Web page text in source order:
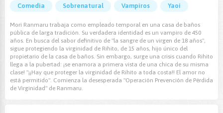
Comedia Sobrenatural Vampiros Yaoi
Mori Ranmaru trabaja como empleado temporal en una casa de baños
pública de larga tradición. Su verdadera identidad es un vampiro de 450
años. En busca del sabor definitivo de "la sangre de un virgen de 18 años",
sigue protegiendo la virginidad de Rihito, de 15 años, hijo único del
propietario de la casa de baños. Sin embargo, surge una crisis cuando Rihito
llega a la pubertad: ¡se enamora a primera vista de una chica de su misma
clase! "¡¡Hay que proteger la virginidad de Rihito a toda costa!! El amor no
está permitido". Comienza la desesperada "Operación Prevención de Pérdida
de Virginidad" de Ranmaru.